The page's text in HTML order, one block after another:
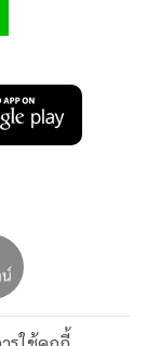
ยน 2569 มี
ซึ่งอาจจำกัด
นทุนไปยังผู้
กีดกันทางการ
วียดนาม ยังคงส่ง
ล่าว
เผชิญแรง
ดลงในบางกลุ่ม
จี้แก้ข้อจำกัด
ลเพื่อนำเสนอ
ว็บไซต์ และ